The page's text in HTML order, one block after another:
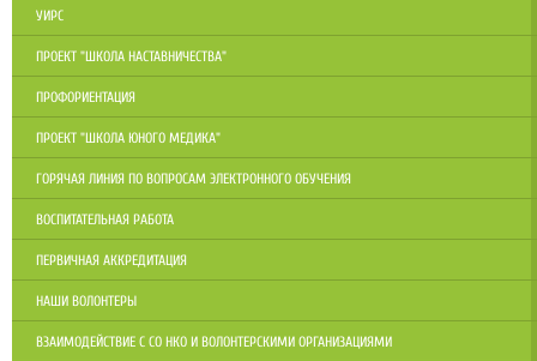
УИРС
ПРОЕКТ "ШКОЛА НАСТАВНИЧЕСТВА"
ПРОФОРИЕНТАЦИЯ
ПРОЕКТ "ШКОЛА ЮНОГО МЕДИКА"
ГОРЯЧАЯ ЛИНИЯ ПО ВОПРОСАМ ЭЛЕКТРОННОГО ОБУЧЕНИЯ
ВОСПИТАТЕЛЬНАЯ РАБОТА
ПЕРВИЧНАЯ АККРЕДИТАЦИЯ
НАШИ ВОЛОНТЕРЫ
ВЗАИМОДЕЙСТВИЕ С СО НКО И ВОЛОНТЕРСКИМИ ОРГАНИЗАЦИЯМИ